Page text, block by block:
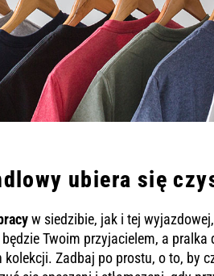
ubiera się
w siedzibie, jak i tej
Twoim przyjacielem, a
Zadbaj po prostu, o to, by